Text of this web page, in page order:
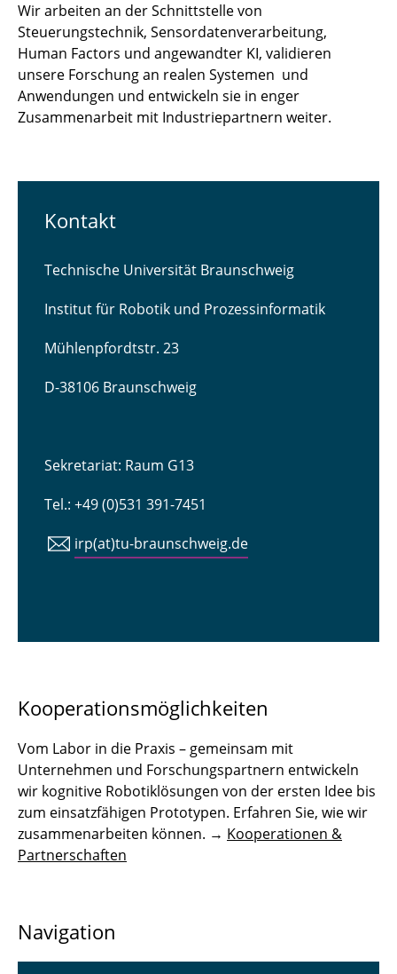
Wir arbeiten an der Schnittstelle von
Steuerungstechnik, Sensordatenverarbeitung,
Human Factors und angewandter KI, validieren
unsere Forschung an realen Systemen und
Anwendungen und entwickeln sie in enger
Zusammenarbeit mit Industriepartnern weiter.
Kontakt
Technische Universität Braunschweig
Institut für Robotik und Prozessinformatik
Mühlenpfordtstr. 23
D-38106 Braunschweig
Sekretariat: Raum G13
Tel.: +49 (0)531 391-7451
irp(at)tu-braunschweig.de
Kooperationsmöglichkeiten
Vom Labor in die Praxis – gemeinsam mit
Unternehmen und Forschungspartnern entwickeln
wir kognitive Robotiklösungen von der ersten Idee bis
zum einsatzfähigen Prototypen. Erfahren Sie, wie wir
zusammenarbeiten können. → Kooperationen &
Partnerschaften
Navigation